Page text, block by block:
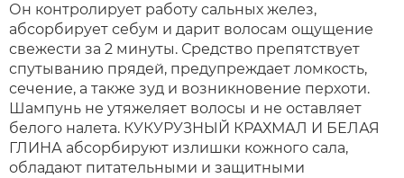
Он контролирует работу сальных желез,
абсорбирует себум и дарит волосам ощущение
свежести за 2 минуты. Средство препятствует
спутыванию прядей, предупреждает ломкость,
сечение, а также зуд и возникновение перхоти.
Шампунь не утяжеляет волосы и не оставляет
белого налета. КУКУРУЗНЫЙ КРАХМАЛ И БЕЛАЯ
ГЛИНА абсорбируют излишки кожного сала,
обладают питательными и защитными